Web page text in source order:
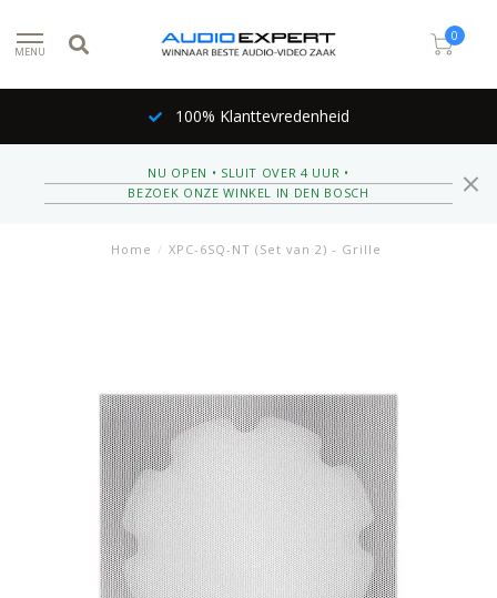
MENU
0
100% Klanttevredenheid
NU OPEN • SLUIT OVER 4 UUR •
BEZOEK ONZE WINKEL IN DEN BOSCH
Home / XPC-6SQ-NT (Set van 2) - Grille